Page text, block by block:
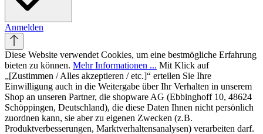
Anmelden
Diese Website verwendet Cookies, um eine bestmögliche Erfahrung
bieten zu können. Mehr Informationen ... Mit Klick auf
„[Zustimmen / Alles akzeptieren / etc.]“ erteilen Sie Ihre
Einwilligung auch in die Weitergabe über Ihr Verhalten in unserem
Shop an unseren Partner, die shopware AG (Ebbinghoff 10, 48624
Schöppingen, Deutschland), die diese Daten Ihnen nicht persönlich
zuordnen kann, sie aber zu eigenen Zwecken (z.B.
Produktverbesserungen, Marktverhaltensanalysen) verarbeiten darf.